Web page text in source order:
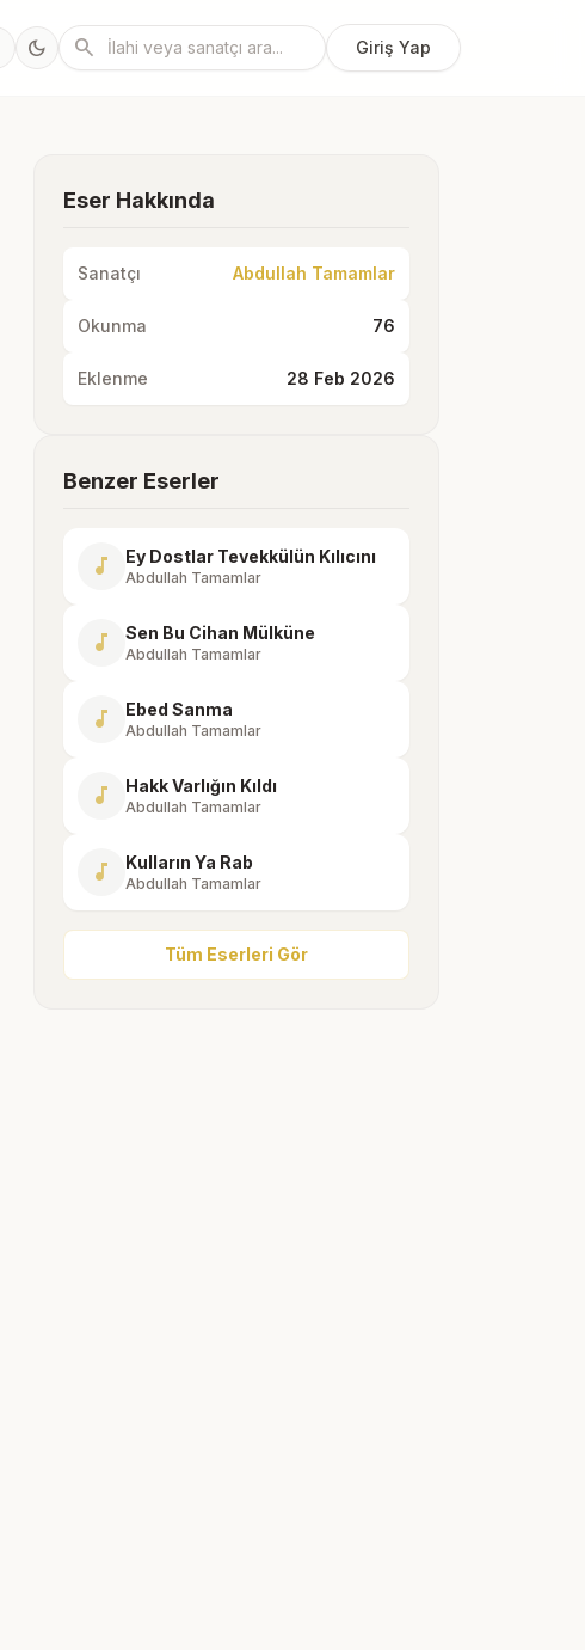
dark_mode search Giriş Yap
Eser Hakkında
Sanatçı Abdullah Tamamlar
Okunma 76
Eklenme 28 Feb 2026
Benzer Eserler
music_note Ey Dostlar Tevekkülün Kılıcını
Abdullah Tamamlar
music_note Sen Bu Cihan Mülküne
Abdullah Tamamlar
music_note Ebed Sanma
Abdullah Tamamlar
music_note Hakk Varlığın Kıldı
Abdullah Tamamlar
music_note Kulların Ya Rab
Abdullah Tamamlar
Tüm Eserleri Gör